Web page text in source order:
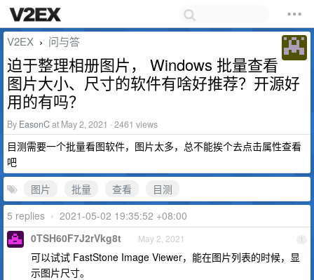
V2EX › 问与答
迫于整理相册图片， Windows 批量查看
图片大小、尺寸的软件有啥好推荐？开源好
用的有吗？
By EasonCat May 2, 2021 · 2461 views
目测需要一个批量看图软件，图片太多，总不能挨个去点击属性查看
吧
图片
批量 查看
目测
5 replies • 2021-05-02 19:35:52 +08:00
1
0TSH60F7J2rVkg8t May 2, 2021
可以试试 FastStone Image Viewer，能在图片列表的时候，显
示图片尺寸。